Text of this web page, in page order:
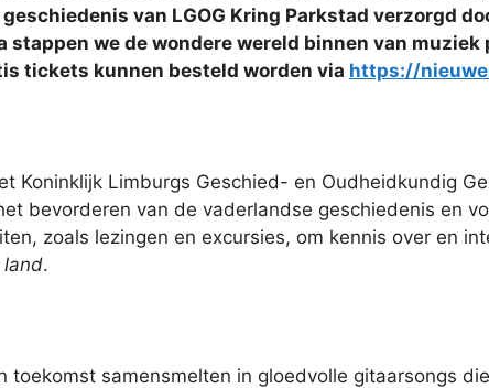
van LGOG Kring Parkstad verzorgd
we de wondere wereld binnen van muziek
tickets kunnen besteld worden via https://
Koninklijk Limburgs Geschied- en Oudheidkundig
bevorderen van de vaderlandse geschiedenis en
zoals lezingen en excursies, om kennis over en
land.
toekomst samensmelten in gloedvolle gitaarsongs